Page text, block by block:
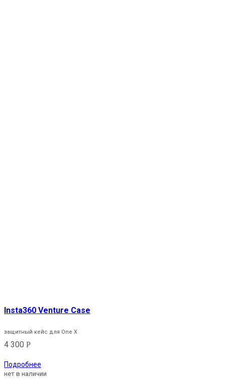
Insta360 Venture Case
защитный кейс для One X
4 300 Р
Подробнее
нет в наличии